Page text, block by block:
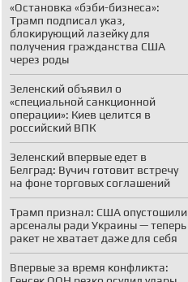
«Остановка «бэби-бизнеса»:
Трамп подписал указ,
блокирующий лазейку для
получения гражданства США
через роды
Зеленский объявил о
«специальной санкционной
операции»: Киев целится в
российский ВПК
Зеленский впервые едет в
Белград: Вучич готовит встречу
на фоне торговых соглашений
Трамп признал: США опустошили
арсеналы ради Украины — теперь
ракет не хватает даже для себя
Впервые за время конфликта: